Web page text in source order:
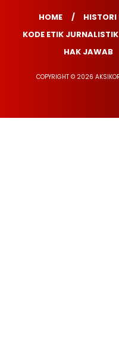
HOME HISTORI
KODE ETIK JURNALISTIK
HAK JAWAB
COPYRIGHT © 2026